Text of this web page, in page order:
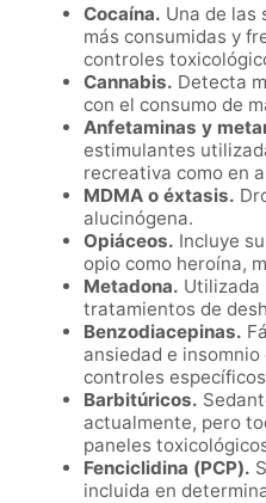
Cocaína. Una de las
más consumidas y
controles
Cannabis. Detecta
con el consumo de
Anfetaminas y
estimulantes
recreativa como en
MDMA o éxtasis.
alucinógena.
Opiáceos. Incluye
opio como heroína,
Metadona. Utilizada
tratamientos de
Benzodiacepinas.
ansiedad e
controles
Barbitúricos.
actualmente, pero
paneles
Fenciclidina (PCP).
incluida en